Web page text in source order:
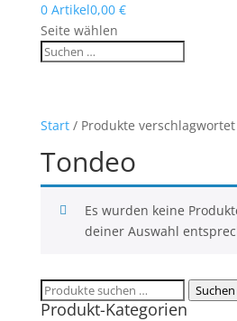
0 Artikel0,00 €
Seite wählen
Start/ Produkte verschlagwortet
Tondeo
Es wurden keine
deiner Auswahl
Suchen
nach:
Suchen
Produkt-Kategorien